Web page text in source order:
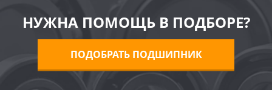
НУЖНА ПОМОЩЬ В ПОДБОРЕ?
ПОДОБРАТЬ ПОДШИПНИК